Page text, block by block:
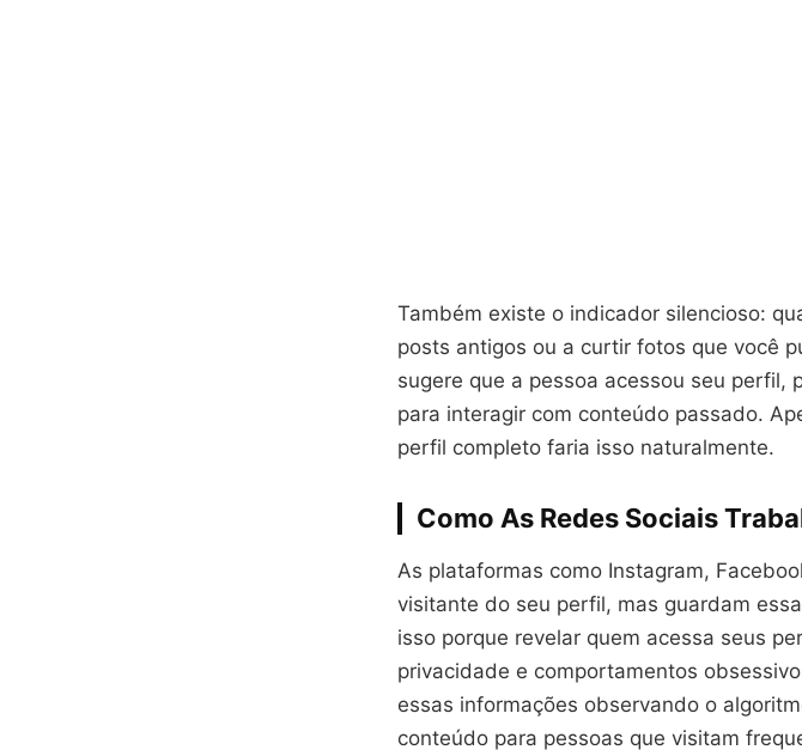
Também existe o indicador silencioso:
posts antigos ou a curtir fotos que você
sugere que a pessoa acessou seu perfil,
para interagir com conteúdo passado.
perfil completo faria isso naturalmente.
Como As Redes Sociais
As plataformas como Instagram,
visitante do seu perfil, mas guardam
isso porque revelar quem acessa seus
privacidade e comportamentos
essas informações observando o
conteúdo para pessoas que visitam